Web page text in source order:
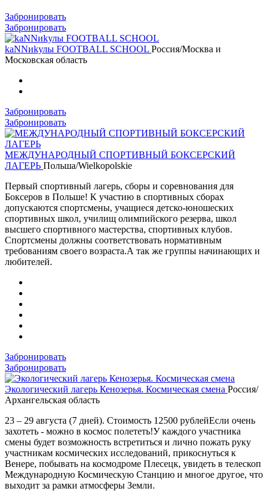
Забронировать
Забронировать
kaNNиkулы FOOTBALL SCHOOL Россия/Москва и
Московская область
Забронировать
Забронировать
МЕЖДУНАРОДНЫЙ СПОРТИВНЫЙ БОКСЕРСКИЙ
ЛАГЕРЬ Польша/Wielkopolskie
Первый спортивный лагерь, сборы и соревнования для
Боксеров в Польше! К участию в спортивных сборах
допускаются спортсмены, учащиеся детско-юношеских
спортивных школ, училищ олимпийского резерва, школ
высшего спортивного мастерства, спортивных клубов.
Спортсмены должны соответствовать нормативным
требованиям своего возраста.А так же группы начинающих и
любителей.
Забронировать
Забронировать
Экологический лагерь Кенозерья. Космическая смена Россия/
Архангельская область
23 – 29 августа (7 дней). Стоимость 12500 рублейЕсли очень
захотеть - можно в космос полететь!У каждого участника
смены будет возможность встретиться и лично пожать руку
участникам космических исследований, прикоснуться к
Венере, побывать на космодроме Плесецк, увидеть в телескоп
Международную Космическую Станцию и многое другое, что
выходит за рамки атмосферы Земли.